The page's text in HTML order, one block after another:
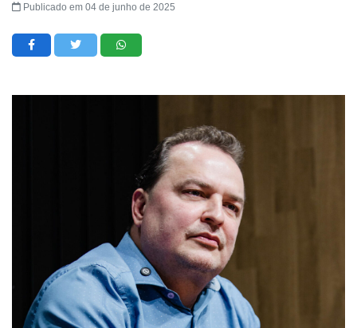
Publicado em 04 de junho de 2025